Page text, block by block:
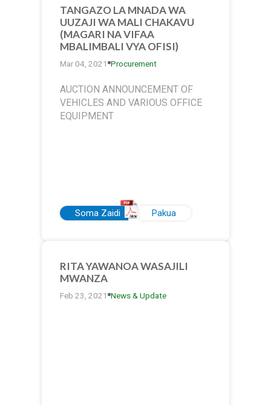
TANGAZO LA MNADA WA
UUZAJI WA MALI CHAKAVU
(MAGARI NA VIFAA
MBALIMBALI VYA OFISI)
Mar 04, 2021 Procurement
AUCTION ANNOUNCEMENT OF
VEHICLES AND VARIOUS OFFICE
EQUIPMENT
Soma Zaidi Pakua
RITA YAWANOA WASAJILI
MWANZA
Feb 23, 2021 News & Update